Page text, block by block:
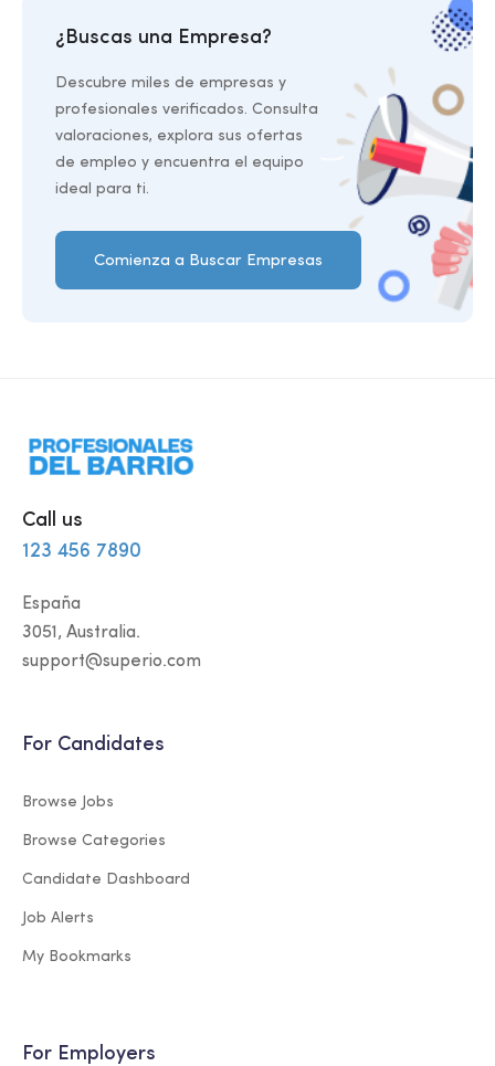
¿Buscas una Empresa?
Descubre miles de empresas y
profesionales verificados. Consulta
valoraciones, explora sus ofertas
de empleo y encuentra el equipo
ideal para ti.
Comienza a Buscar Empresas
Call us
123 456 7890
España
3051, Australia.
support@superio.com
For Candidates
Browse Jobs
Browse Categories
Candidate Dashboard
Job Alerts
My Bookmarks
For Employers